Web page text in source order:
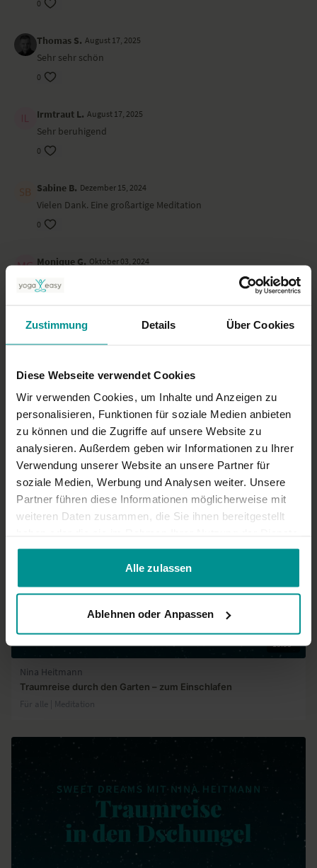
Zustimmung Details Über Cookies
Diese Webseite verwendet Cookies
Wir verwenden Cookies, um Inhalte und Anzeigen zu
personalisieren, Funktionen für soziale Medien anbieten
zu können und die Zugriffe auf unsere Website zu
analysieren. Außerdem geben wir Informationen zu Ihrer
Verwendung unserer Website an unsere Partner für
soziale Medien, Werbung und Analysen weiter. Unsere
Partner führen diese Informationen möglicherweise mit
weiteren Daten zusammen, die Sie ihnen bereitgestellt
gesammelt haben.
Alle zulassen
Ablehnen oder Anpassen
0
Thomas S. August 17, 2025
Sehr sehr schön
0
Irmtraut L. August 17, 2025
Sehr beruhigend
0
Sabine B. Dezember 15, 2024
Vielen Dank. Eine großartige Meditation
0
Monique G. Oktober 03, 2024
Herrlich ! Tolle Stimme!
Angelika J.
0
Mehr laden
Ähnliche Videos
15:55
Nina Heitmann
Traumreise durch den Garten – zum Einschlafen
Für alle | Meditation